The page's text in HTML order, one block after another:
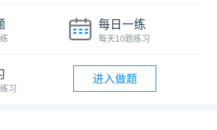
每日一练
每天10题练习
习
进入做题